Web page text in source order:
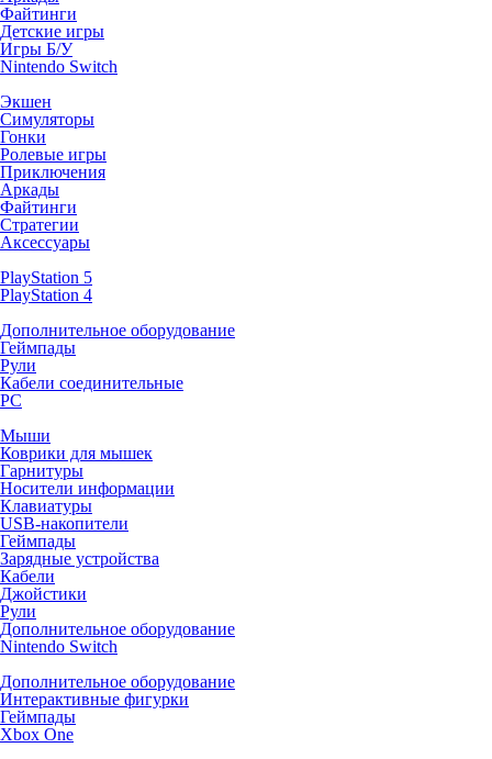
Файтинги
Детские игры
Игры Б/У
Nintendo Switch
Экшен
Симуляторы
Гонки
Ролевые игры
Приключения
Аркады
Файтинги
Стратегии
Аксессуары
PlayStation 5
PlayStation 4
Дополнительное оборудование
Геймпады
Рули
Кабели соединительные
PC
Мыши
Коврики для мышек
Гарнитуры
Носители информации
Клавиатуры
USB-накопители
Геймпады
Зарядные устройства
Кабели
Джойстики
Рули
Дополнительное оборудование
Nintendo Switch
Дополнительное оборудование
Интерактивные фигурки
Геймпады
Xbox One